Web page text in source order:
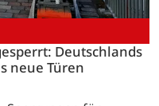
Deutschlands
neue Türen